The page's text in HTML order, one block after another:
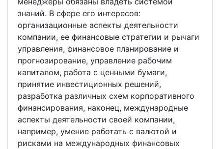
знаний. В сфере его интересов:
организационные аспекты деятельности
компании, ее финансовые стратегии и рычаги
управления, финансовое планирование и
прогнозирование, управление рабочим
капиталом, работа с ценными бумаги,
принятие инвестиционных решений,
разработка различных схем корпоративного
финансирования, наконец, международные
аспекты деятельности своей компании,
например, умение работать с валютой и
рисками на международных финансовых